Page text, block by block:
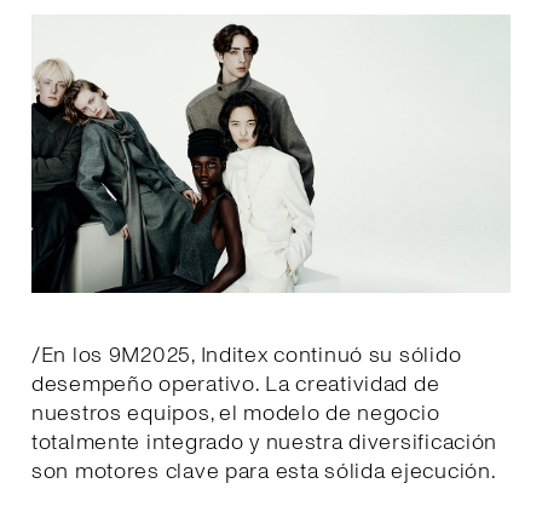
/En los 9M2025, Inditex continuó su sólido
desempeño operativo. La creatividad de
nuestros equipos, el modelo de negocio
totalmente integrado y nuestra diversificación
son motores clave para esta sólida ejecución.